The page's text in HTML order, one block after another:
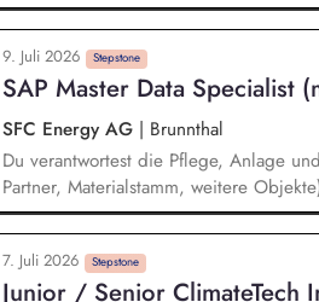
arbeitest du an unterschiedlichen
Nachhaltigkeitsdimensionen und
unsere Unternehmensprozesse. Ein
Unterstützung bei der Umsetzung und
im Bereich Nachhaltigkeit,
Taxonomie.
9. Juli 2026 Stepstone
SAP Master Data Specialist
SFC Energy AG | Brunnthal
Du verantwortest die Pflege, Anlage
Partner, Materialstamm, weitere
Einhaltung definierter Datenstandards
Validierungsregeln sicher. Dabei
SAP S/4HANA Implementation. Du
optimierst bestehende Datenprozesse.
7. Juli 2026 Stepstone
Junior / Senior